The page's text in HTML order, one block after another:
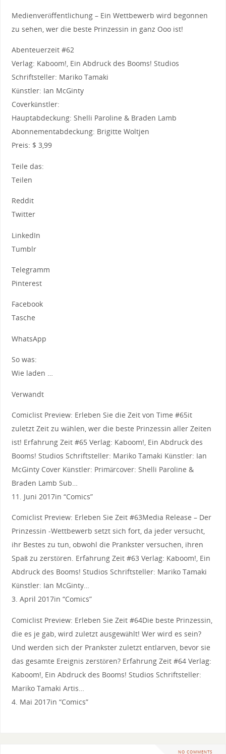
Medienveröffentlichung – Ein Wettbewerb wird begonnen
zu sehen, wer die beste Prinzessin in ganz Ooo ist!
Abenteuerzeit #62
Verlag: Kaboom!, Ein Abdruck des Booms! Studios
Schriftsteller: Mariko Tamaki
Künstler: Ian McGinty
Coverkünstler:
Hauptabdeckung: Shelli Paroline & Braden Lamb
Abonnementabdeckung: Brigitte Woltjen
Preis: $ 3,99
Teile das:
Teilen
Reddit
Twitter
LinkedIn
Tumblr
Telegramm
Pinterest
Facebook
Tasche
WhatsApp
So was:
Wie laden …
Verwandt
Comiclist Preview: Erleben Sie die Zeit von Time #65it
zuletzt Zeit zu wählen, wer die beste Prinzessin aller Zeiten
ist! Erfahrung Zeit #65 Verlag: Kaboom!, Ein Abdruck des
Booms! Studios Schriftsteller: Mariko Tamaki Künstler: Ian
McGinty Cover Künstler: Primärcover: Shelli Paroline &
Braden Lamb Sub…
11. Juni 2017in “Comics”
Comiclist Preview: Erleben Sie Zeit #63Media Release – Der
Prinzessin -Wettbewerb setzt sich fort, da jeder versucht,
ihr Bestes zu tun, obwohl die Prankster versuchen, ihren
Spaß zu zerstören. Erfahrung Zeit #63 Verlag: Kaboom!, Ein
Abdruck des Booms! Studios Schriftsteller: Mariko Tamaki
Künstler: Ian McGinty…
3. April 2017in “Comics”
Comiclist Preview: Erleben Sie Zeit #64Die beste Prinzessin,
die es je gab, wird zuletzt ausgewählt! Wer wird es sein?
Und werden sich der Prankster zuletzt entlarven, bevor sie
das gesamte Ereignis zerstören? Erfahrung Zeit #64 Verlag:
Kaboom!, Ein Abdruck des Booms! Studios Schriftsteller:
Mariko Tamaki Artis…
4. Mai 2017in “Comics”
NO COMMENTS